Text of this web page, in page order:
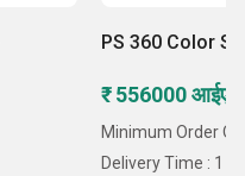
PS 360 Color
₹ 556000
Minimum Order
Delivery Time : 1